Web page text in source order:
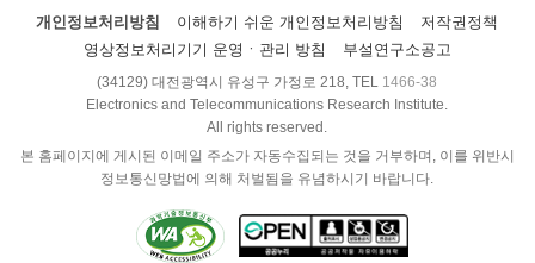
개인정보처리방침 이해하기 쉬운 개인정보처리방침
저작권정책
영상정보처리기기 운영ㆍ관리 방침
부설연구소공고
(34129) 대전광역시 유성구 가정로 218, TEL 1466-38
Electronics and Telecommunications Research Institute.
All rights reserved.
본 홈페이지에 게시된 이메일 주소가 자동수집되는 것을 거부하며, 이를 위반시
정보통신망법에 의해 처벌됨을 유념하시기 바랍니다.